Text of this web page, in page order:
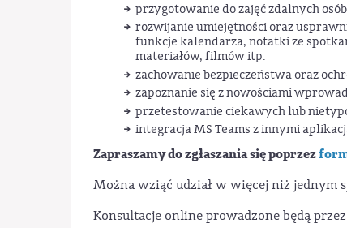
przygotowanie do zajęć zdalnych
rozwijanie umiejętności oraz
funkcje kalendarza, notatki ze
materiałów, filmów itp.
zachowanie bezpieczeństwa oraz
zapoznanie się z nowościami
przetestowanie ciekawych lub
integracja MS Teams z innymi
Zapraszamy do zgłaszania się poprzez
Można wziąć udział w więcej niż jednym
Konsultacje online prowadzone będą